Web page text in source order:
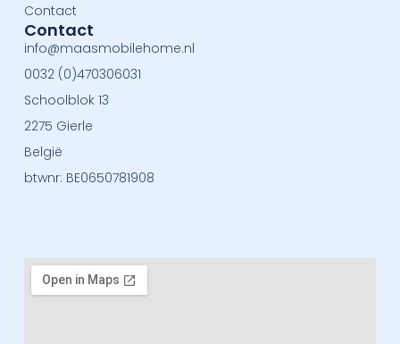
Contact
Contact
info@maasmobilehome.nl
0032 (0)470306031
Schoolblok 13
2275 Gierle
België
btwnr: BE0650781908